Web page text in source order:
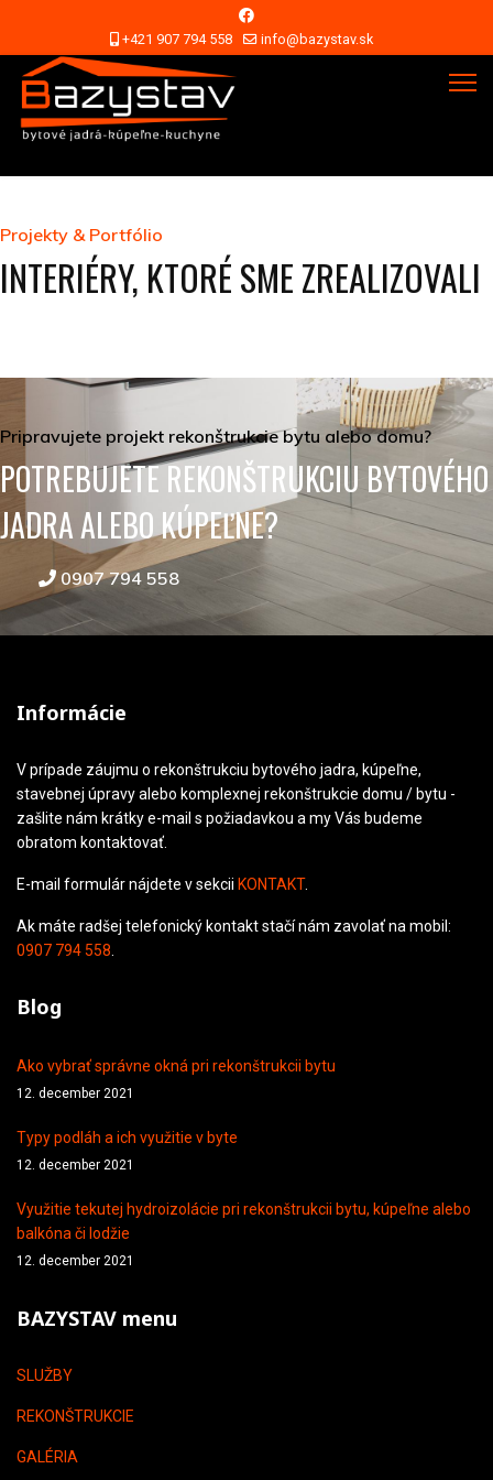
+421 907 794 558 info@bazystav.sk
Projekty & Portfólio
INTERIÉRY, KTORÉ SME ZREALIZOVALI
Pripravujete projekt rekonštrukcie bytu alebo domu?
POTREBUJETE REKONŠTRUKCIU BYTOVÉHO
JADRA ALEBO KÚPEĽNE?
0907 794 558
Informácie
V prípade záujmu o rekonštrukciu bytového jadra, kúpeľne,
stavebnej úpravy alebo komplexnej rekonštrukcie domu / bytu -
zašlite nám krátky e-mail s požiadavkou a my Vás budeme
obratom kontaktovať.
E-mail formulár nájdete v sekcii KONTAKT.
Ak máte radšej telefonický kontakt stačí nám zavolať na mobil:
0907 794 558
Blog
Ako vybrať správne okná pri rekonštrukcii bytu
12. december 2021
Typy podláh a ich využitie v byte
12. december 2021
Využitie tekutej hydroizolácie pri rekonštrukcii bytu, kúpeľne alebo
balkóna či lodžie
12. december 2021
BAZYSTAV menu
SLUŽBY
REKONŠTRUKCIE
GALÉRIA